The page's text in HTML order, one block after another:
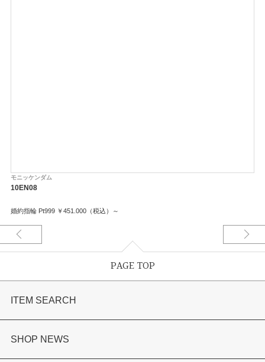
モニッケンダム
10EN08
婚約指輪 Pt999 ￥451.000（税込）～
PAGE TOP
ITEM SEARCH
婚約指輪
SHOP NEWS